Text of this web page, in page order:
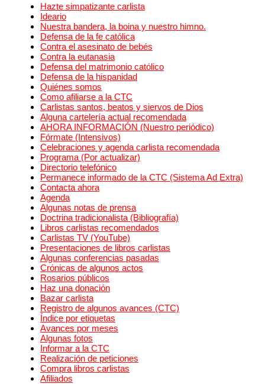
Hazte simpatizante carlista
Ideario
Nuestra bandera, la boina y nuestro himno.
Defensa de la fe católica
Contra el asesinato de bebés
Contra la eutanasia
Defensa del matrimonio católico
Defensa de la hispanidad
Quiénes somos
Como afiliarse a la CTC
Carlistas santos, beatos y siervos de Dios
Alguna cartelería actual recomendada
AHORA INFORMACIÓN (Nuestro periódico)
Fórmate (Intensivos)
Celebraciones y agenda carlista recomendada
Programa (Por actualizar)
Directorio telefónico
Permanece informado de la CTC (Sistema Ad Extra)
Contacta ahora
Agenda
Algunas notas de prensa
Doctrina tradicionalista (Bibliografía)
Libros carlistas recomendados
Carlistas TV (YouTube)
Presentaciones de libros carlistas
Algunas conferencias pasadas
Crónicas de algunos actos
Rosarios públicos
Haz una donación
Bazar carlista
Registro de algunos avances (CTC)
Índice por etiquetas
Avances por meses
Algunas fotos
Informar a la CTC
Realización de peticiones
Compra libros carlistas
Afiliados